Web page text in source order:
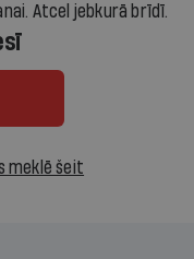
Atcel jebkurā brīdī.
meklē šeit